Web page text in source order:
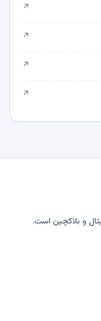
↗
↗
↗
↗
و بلاکچین است.